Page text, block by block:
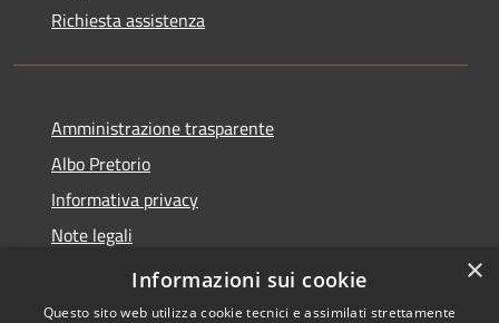
Richiesta assistenza
Amministrazione trasparente
Albo Pretorio
Informativa privacy
Note legali
Dichiarazione di accessibilità
×
Informazioni sui cookie
Questo sito web utilizza cookie tecnici e assimilati strettamente